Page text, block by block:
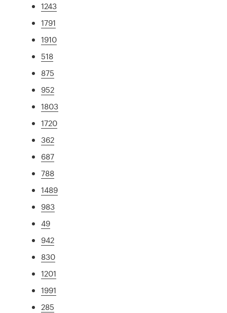
1243
1791
1910
518
875
952
1803
1720
362
687
788
1489
983
49
942
830
1201
1991
285